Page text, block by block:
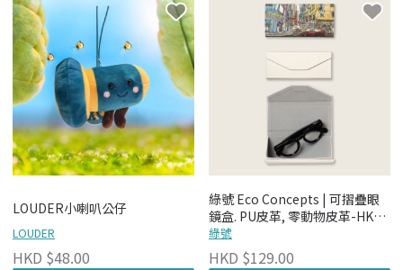
LOUDER小喇叭公仔
LOUDER
HKD $48.00
綠號 Eco Concepts | 可摺疊眼
鏡盒. PU皮革, 零動物皮革-HK
Street
綠號
HKD $129.00